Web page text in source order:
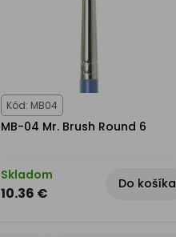
Kód: MB04
MB-04 Mr. Brush Round 6
Skladom
10.36 €
Do košíka